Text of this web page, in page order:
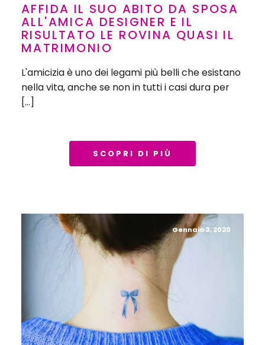
AFFIDA IL SUO ABITO DA SPOSA
ALL'AMICA DESIGNER E IL
RISULTATO LE ROVINA QUASI IL
MATRIMONIO
L'amicizia è uno dei legami più belli che esistano
nella vita, anche se non in tutti i casi dura per
[…]
SCOPRI DI PIÙ
Gennaio 3, 2020